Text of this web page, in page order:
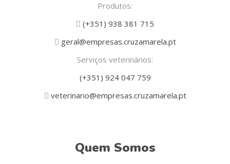
Produtos:
(+351) 938 381 715
geral@empresas.cruzamarela.pt
Serviços veterinários:
(+351) 924 047 759
veterinario@empresas.cruzamarela.pt
Quem Somos